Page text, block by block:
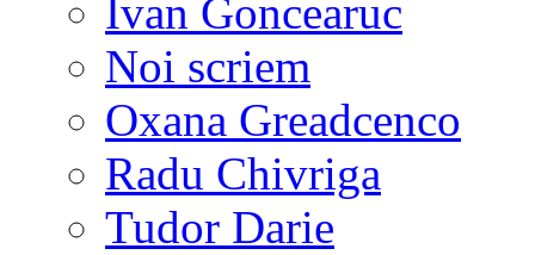
Ivan Goncearuc
Noi scriem
Oxana Greadcenco
Radu Chivriga
Tudor Darie